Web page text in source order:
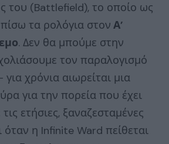
του (Battlefield), το οποίο ως
τα ρολόγια στον Α’
. Δεν θα μπούμε στην
τον παραλογισμό
χρόνια αιωρείται μια
για την πορεία που έχει
ετήσιες, ξαναζεσταμένες
όταν η Infinite Ward πείθεται